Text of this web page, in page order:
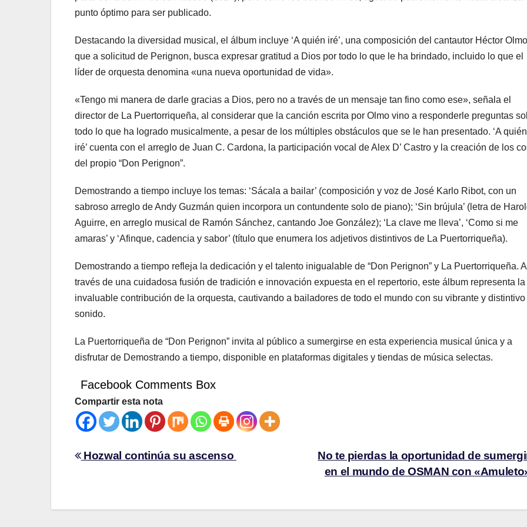
punto óptimo para ser publicado.
Destacando la diversidad musical, el álbum incluye ‘A quién iré’, una composición del cantautor Héctor
que a solicitud de Perignon, busca expresar gratitud a Dios por todo lo que le ha brindado, incluido lo que el
líder de orquesta denomina «una nueva oportunidad de vida».
«Tengo mi manera de darle gracias a Dios, pero no a través de un mensaje tan fino como ese», señala el
director de La Puertorriqueña, al considerar que la canción escrita por Olmo vino a responderle preguntas
todo lo que ha logrado musicalmente, a pesar de los múltiples obstáculos que se le han presentado. ‘A quién
iré’ cuenta con el arreglo de Juan C. Cardona, la participación vocal de Alex D’ Castro y la creación de los
del propio “Don Perignon”.
Demostrando a tiempo incluye los temas: ‘Sácala a bailar’ (composición y voz de José Karlo Ribot, con un
sabroso arreglo de Andy Guzmán quien incorpora un contundente solo de piano); ‘Sin brújula’ (letra de
Aguirre, en arreglo musical de Ramón Sánchez, cantando Joe González); ‘La clave me lleva’, ‘Como si me
amaras’ y ‘Afinque, cadencia y sabor’ (título que enumera los adjetivos distintivos de La Puertorriqueña).
Demostrando a tiempo refleja la dedicación y el talento inigualable de “Don Perignon” y La Puertorriqueña. A
través de una cuidadosa fusión de tradición e innovación expuesta en el repertorio, este álbum representa la
invaluable contribución de la orquesta, cautivando a bailadores de todo el mundo con su vibrante y distintivo
sonido.
La Puertorriqueña de “Don Perignon” invita al público a sumergirse en esta experiencia musical única y a
disfrutar de Demostrando a tiempo, disponible en plataformas digitales y tiendas de música selectas.
Facebook Comments Box
Compartir esta nota
No te pierdas la oportunidad de
en el mundo de OSMAN con
Hozwal continúa su ascenso